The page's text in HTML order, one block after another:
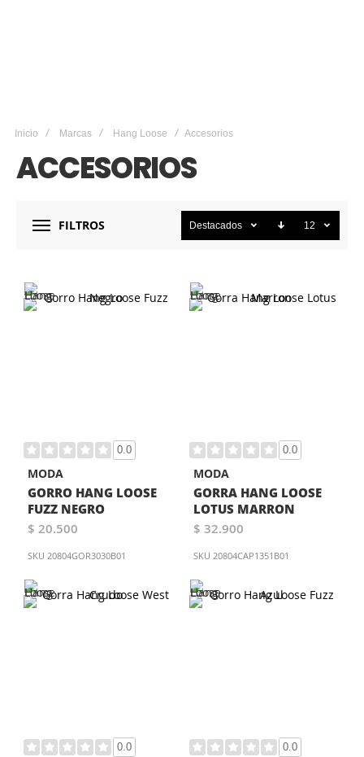
Inicio Marcas Hang Loose Accesorios
ACCESORIOS
FILTROS Destacados 12
0.0
MODA
GORRO HANG LOOSE
FUZZ NEGRO
$ 20.500
SKU 20804GOR3030B01
0.0
MODA
GORRA HANG LOOSE
LOTUS MARRON
$ 32.900
SKU 20804CAP1351B01
0.0 0.0